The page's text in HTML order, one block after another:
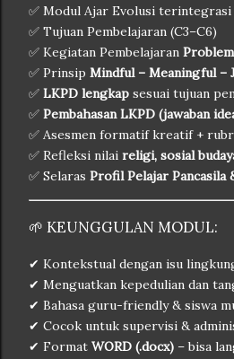
✅ Modul Ajar Evolusi
✅ Tujuan Pembelajaran (C3–C6)
✅ Kegiatan Pembelajaran
✅ Prinsip Mindful – Meaningful –
✅ LKPD lengkap sesuai tujuan
✅ Pembahasan LKPD (jawaban
✅ Asesmen formatif kreatif +
✅ Refleksi nilai religi, sosial
✅ Selaras Profil Pelajar Pancasila
🌱 KEUNGGULAN MODUL:
✔ Kontekstual dengan isu
✔ Menguatkan kepedulian dan
✔ Bahasa guru-friendly & siswa
✔ Cocok untuk supervisi &
✔ Format WORD (.docx) – bisa